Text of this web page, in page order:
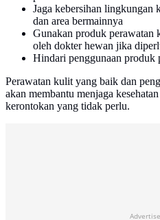
Jaga kebersihan lingkungan
dan area bermainnya
Gunakan produk perawatan
oleh dokter hewan jika
Hindari penggunaan produk
Perawatan kulit yang baik dan
akan membantu menjaga
kerontokan yang tidak perlu.